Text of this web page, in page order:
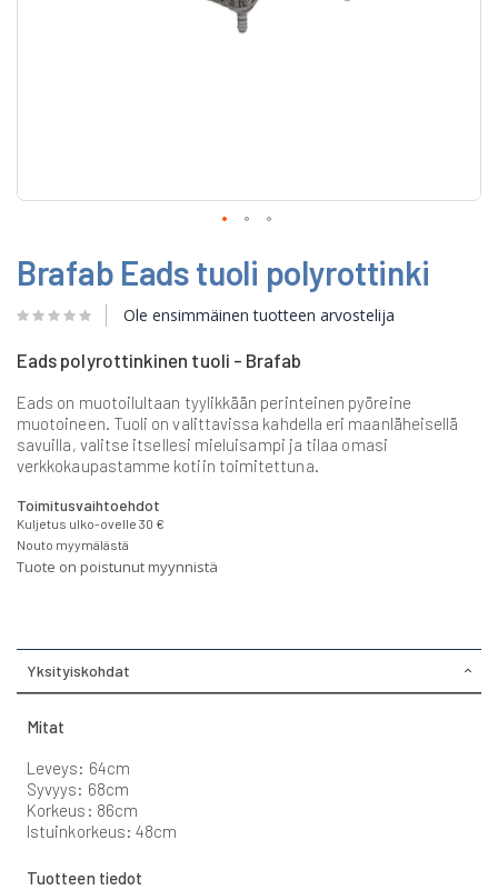
to
the
beginning
of
images
Brafab Eads tuoli polyrottinki
Ole ensimmäinen tuotteen arvostelija
Eads polyrottinkinen tuoli - Brafab
Eads on muotoilultaan tyylikkään perinteinen pyöreine
muotoineen. Tuoli on valittavissa kahdella eri maanläheisellä
savuilla, valitse itsellesi mieluisampi ja tilaa omasi
verkkokaupastamme kotiin toimitettuna.
Toimitusvaihtoehdot
Kuljetus ulko-ovelle 30 €
Nouto myymälästä
Tuote on poistunut myynnistä
Yksityiskohdat
Mitat
Leveys: 64cm
Syvyys: 68cm
Korkeus: 86cm
Istuinkorkeus: 48cm
Tuotteen tiedot